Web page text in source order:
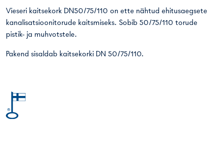
Vieseri kaitsekork DN50/75/110 on ette nähtud ehitusaegsete
kanalisatsioonitorude kaitsmiseks. Sobib 50/75/110 torude
pistik- ja muhvotstele.
Pakend sisaldab kaitsekorki DN 50/75/110.